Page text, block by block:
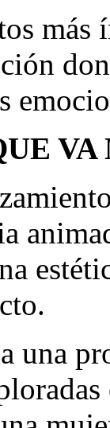
una